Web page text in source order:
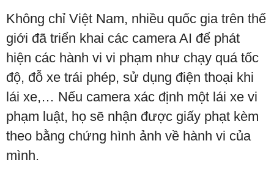
Không chỉ Việt Nam, nhiều quốc gia trên thế
giới đã triển khai các camera AI để phát
hiện các hành vi vi phạm như chạy quá tốc
độ, đỗ xe trái phép, sử dụng điện thoại khi
lái xe,… Nếu camera xác định một lái xe vi
phạm luật, họ sẽ nhận được giấy phạt kèm
theo bằng chứng hình ảnh về hành vi của
mình.